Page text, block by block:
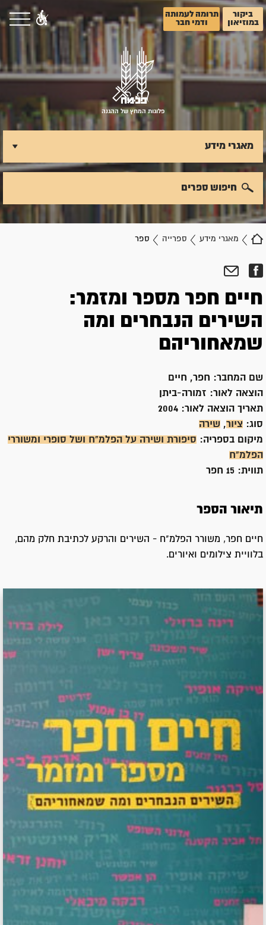
ביקור
במוזיאון
תרומה לעמותה
ודמי חבר
פלוגות המחץ של ההגנה
מאגרי מידע ספרייה ספר
מאגרי מידע
חיפוש ספרים
חיים חפר מספר ומזמר:
השירים הנבחרים ומה
שמאחוריהם
שם המחבר: חפר, חיים
הוצאה לאור: זמורה-ביתן
תאריך הוצאה לאור:
סוג: ציור, שירה
מיקום בספריה: סיפורת ושירה על הפלמ"ח ושל סופרי ומשוררי
הפלמ"ח
תווית: 15 חפר
תיאור הספר
חיים חפר, משורר הפלמ"ח - השירים והרקע לכתיבת חלק מהם,
בלוויית צילומים ואיורים.